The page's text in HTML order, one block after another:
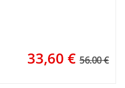
33,60 € 56.00 €